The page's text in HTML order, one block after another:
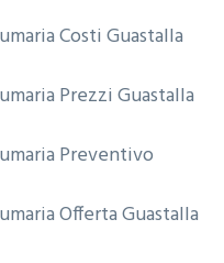
Costi Guastalla
Prezzi Guastalla
Preventivo
Offerta Guastalla